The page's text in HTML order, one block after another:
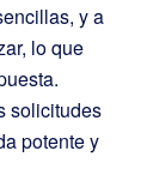
y a
lo que
solicitudes
potente y